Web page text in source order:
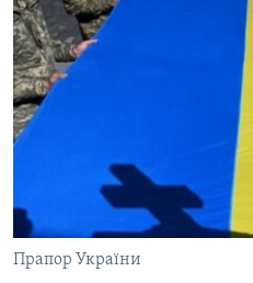
ВСЕ ЗА ДЕНЬ
СПЕЦПРОЕКТИ
ДЕПОРТАЦІЯ
СВІДЧЕННЯ ОКУПАЦІЇ
УКРАЇНСЬКА ПРОБЛЕМА КРИМУ
ІНФОГРАФІКА
ЯК ОБІЙТИ БЛОКУВАННЯ
Qırımtatar
ДОЛУЧАЙСЯ!
Прапор України